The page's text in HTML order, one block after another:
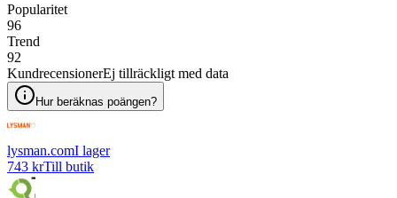
Popularitet
96
Trend
92
KundrecensionerEj tillräckligt med data
Hur beräknas poängen?
lysman.comI lager
743 krTill butik